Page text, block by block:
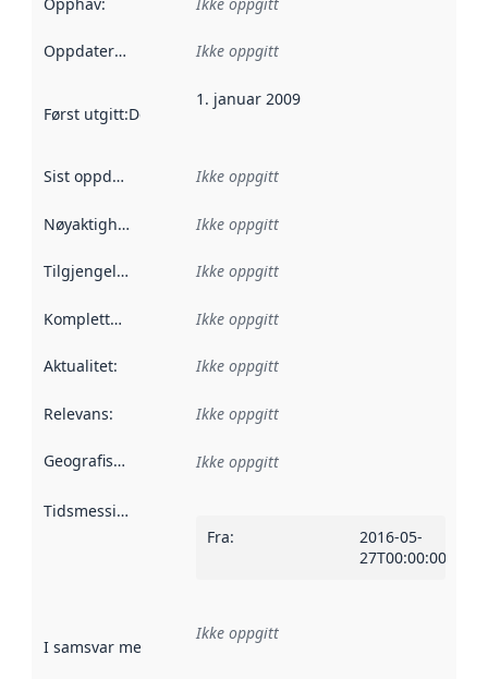
Oppdateringsfrekvens :
Ikke oppgitt
Først utgitt:Denne datoen sier når dataene i dette
1. januar 2009
Sist oppdatert Ikke oppgitt
Nøyaktighet Ikke oppgitt
Tilgjengelighet Ikke oppgitt
Kompletthet Ikke oppgitt
Aktualitet: Ikke oppgitt
Relevans: Ikke oppgitt
Geografisk avgrensning :
Ikke oppgitt
Tidsmessig avgrensning
Fra:
2016-05-
27T00:00:00Z
I samsvar med Referanse til en implementasjonsregel
Ikke oppgitt